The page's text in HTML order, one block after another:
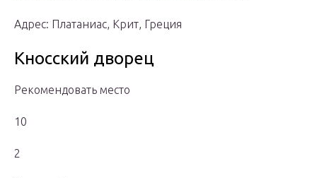
Адрес: Платаниас, Крит, Греция
Кносский дворец
Рекомендовать место
10
2